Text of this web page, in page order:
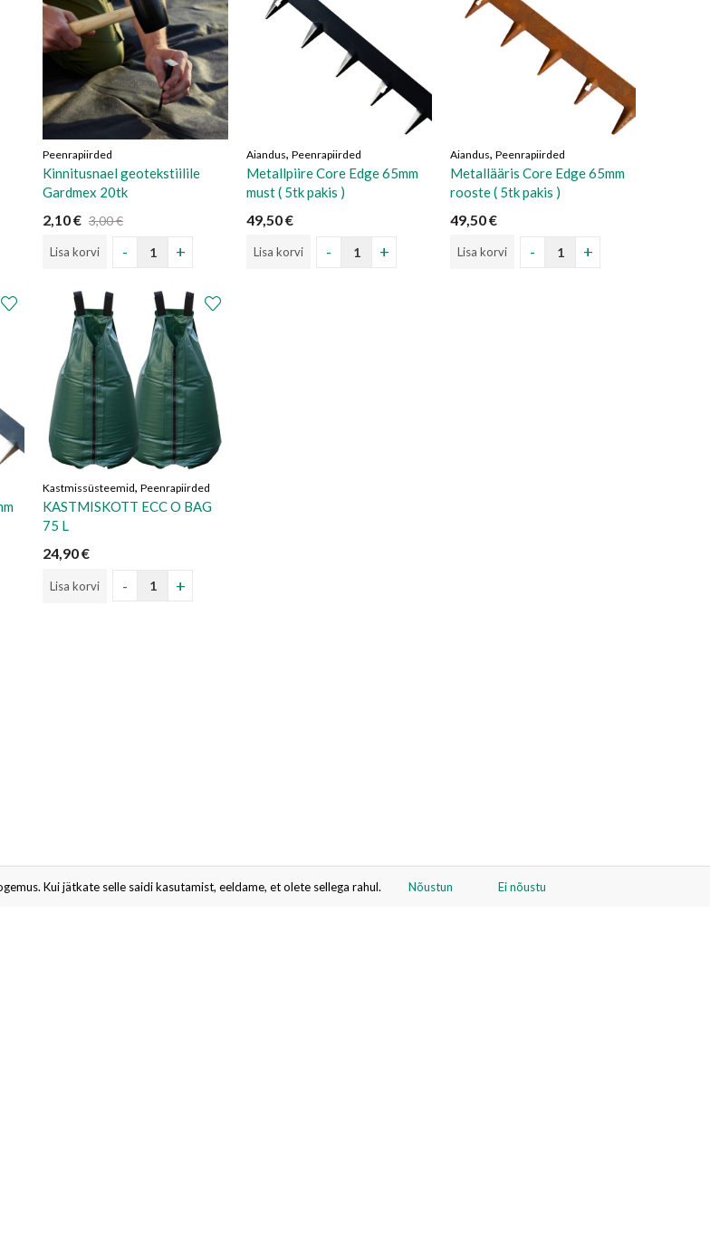
Peenrapiirded
Kinnitusnael geotekstiilile
Gardmex 20tk
2,10€ 3,00€
Lisa korvi
Aiandus, Peenrapiirded
Metallpiire Core Edge 65mm
must ( 5tk pakis )
49,50€
Lisa korvi
Aiandus, Peenrapiirded
Metallääris Core Edge 65mm
rooste ( 5tk pakis )
49,50€
Lisa korvi
Kastmissüsteemid, Peenrapiirded
KASTMISKOTT ECC O BAG
75 L
24,90€
Lisa korvi
Kui jätkate selle saidi kasutamist, eeldame, et olete sellega rahul. Nõustun Ei nõustu